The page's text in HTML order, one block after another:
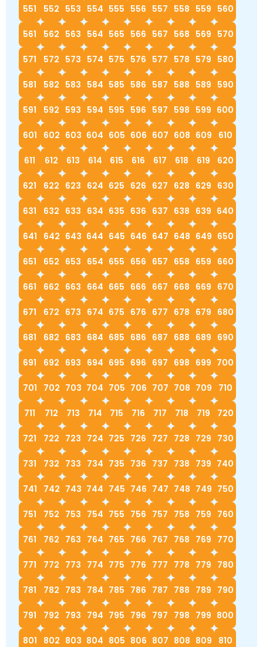
551 552 553 554 555 556 557 558 559 560
561 562 563 564 565 566 567 568 569 570
571 572 573 574 575 576 577 578 579 580
581 582 583 584 585 586 587 588 589 590
591 592 593 594 595 596 597 598 599 600
601 602 603 604 605 606 607 608 609 610
611 612 613 614 615 616 617 618 619 620
621 622 623 624 625 626 627 628 629 630
631 632 633 634 635 636 637 638 639 640
641 642 643 644 645 646 647 648 649 650
651 652 653 654 655 656 657 658 659 660
661 662 663 664 665 666 667 668 669 670
671 672 673 674 675 676 677 678 679 680
681 682 683 684 685 686 687 688 689 690
691 692 693 694 695 696 697 698 699 700
701 702 703 704 705 706 707 708 709 710
711 712 713 714 715 716 717 718 719 720
721 722 723 724 725 726 727 728 729 730
731 732 733 734 735 736 737 738 739 740
741 742 743 744 745 746 747 748 749 750
751 752 753 754 755 756 757 758 759 760
761 762 763 764 765 766 767 768 769 770
771 772 773 774 775 776 777 778 779 780
781 782 783 784 785 786 787 788 789 790
791 792 793 794 795 796 797 798 799 800
801 802 803 804 805 806 807 808 809 810